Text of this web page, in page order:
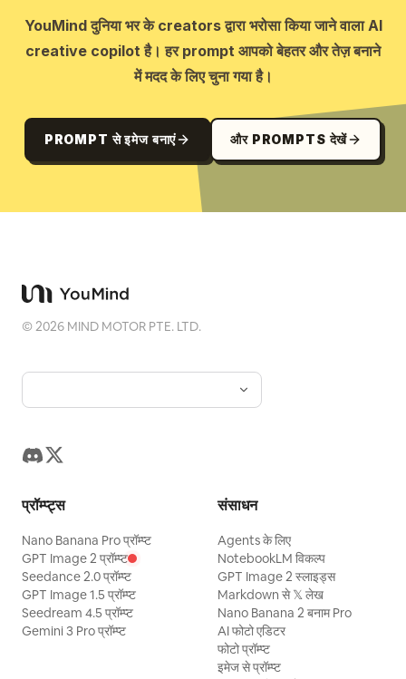
YouMind दुनिया भर के creators द्वारा भरोसा किया जाने वाला AI
creative copilot है। हर prompt आपको बेहतर और तेज़ बनाने
में मदद के लिए चुना गया है।
PROMPT से इमेज बनाएं और PROMPTS देखें
©2026 MIND MOTOR PTE. LTD.
प्रॉम्प्ट्स
Nano Banana Pro प्रॉम्प्ट
GPT Image 2 प्रॉम्प्ट
Seedance 2.0 प्रॉम्प्ट
GPT Image 1.5 प्रॉम्प्ट
Seedream 4.5 प्रॉम्प्ट
Gemini 3 Pro प्रॉम्प्ट
संसाधन
Agents के लिए
NotebookLM विकल्प
GPT Image 2 स्लाइड्स
Markdown से 𝕏 लेख
Nano Banana 2 बनाम Pro
AI फोटो एडिटर
फोटो प्रॉम्प्ट
इमेज से प्रॉम्प्ट